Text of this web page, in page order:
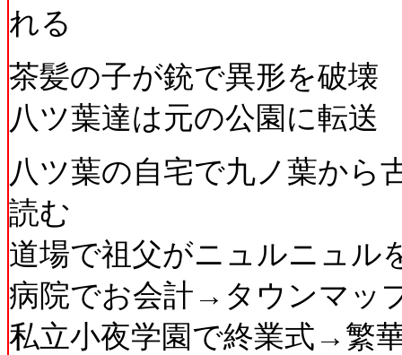
れる
茶髪の子が銃で異形を破壊
八ツ葉達は元の公園に転送
八ツ葉の自宅で九ノ葉か
読む
道場で祖父がニュルニュル
病院でお会計→タウンマッ
私立小夜学園で終業式→繁